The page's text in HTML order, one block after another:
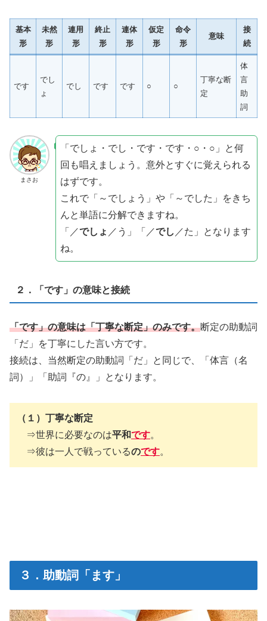
基本
形
未然
形
連用
形
終止
形
連体
形
仮定
形
命令
形
意味
接
続
です
でし
ょ
でし です です ○ ○
丁寧な断
定
体
言
助
詞
まさお
「でしょ・でし・です・です・○・○」と何
回も唱えましょう。意外とすぐに覚えられる
はずです。
これで「～でしょう」や「～でした」をきち
んと単語に分解できますね。
「／でしょ ／う」「／でし ／た」となります
ね。
２．「です」の意味と接続
「です」の意味は「丁寧な断定」のみです。断定の助動詞
「だ」を丁寧にした言い方です。
接続は、当然断定の助動詞「だ」と同じで、「体言（名
詞）」「助詞『の』」となります。
（１）丁寧な断定
⇒世界に必要なのは平和です。
⇒彼は一人で戦っているのです。
３．助動詞「ます」